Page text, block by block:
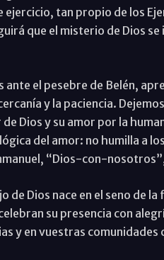
ejercicio, tan propio de los
que el misterio de Dios
el pesebre de Belén,
y la paciencia.
Dios y su amor por la
del amor: no humilla a
“Dios-con-
de Dios nace en el seno de
su presencia con
y en vuestras comunidades